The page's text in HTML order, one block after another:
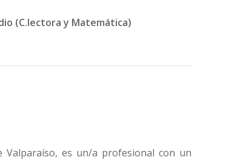
(C.lectora y Matemática)
Valparaíso, es un/a profesional con un